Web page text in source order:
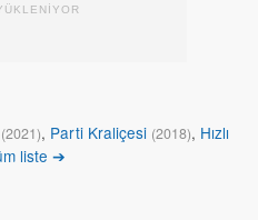
(2021), Parti Kraliçesi (2018), Hızlı
liste ➔